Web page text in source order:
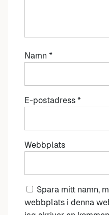
Namn *
E-postadress *
Webbplats
Spara mitt namn,
webbplats i denna